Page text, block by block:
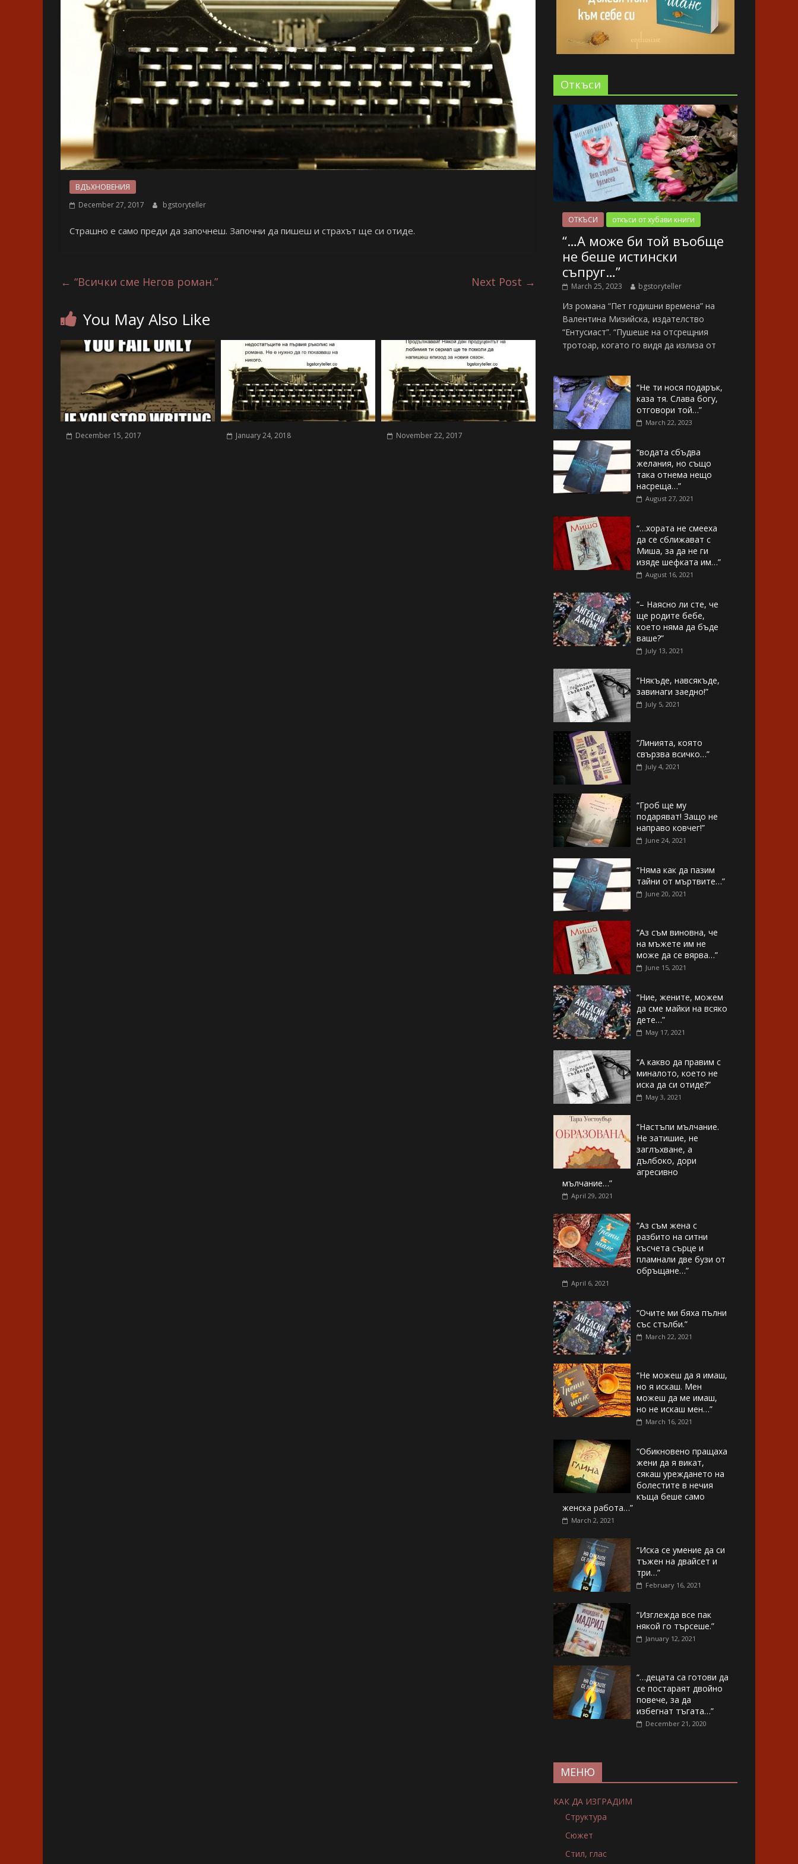
ВДЪХНОВЕНИЯ
December 27, 2017
bgstoryteller
Страшно е само преди да започнеш. Започни да пишеш и страхът ще си отиде.
← “Всички сме Негов роман.” Next Post →
You May Also Like
December 15, 2017 January 24, 2018 November 22, 2017
Oткъси
ОТКЪСИ откъси от хубави книги
“…А може би той въобще
не беше истински
съпруг…”
March 25, 2023 bgstoryteller
Из романа “Пет годишни времена” на
Валентина Мизийска, издателство
“Ентусиаст”. “Пушеше на отсрещния
тротоар, когато го видя да излиза от
“Не ти нося подарък,
каза тя. Слава богу,
отговори той…”
March 22, 2023
“водата сбъдва
желания, но също
така отнема нещо
насреща…”
August 27, 2021
“…хората не смееха
да се сближават с
Миша, за да не ги
изяде шефката им…”
August 16, 2021
“– Наясно ли сте, че
ще родите бебе,
което няма да бъде
ваше?”
July 13, 2021
“Някъде, навсякъде,
завинаги заедно!”
July 5, 2021
“Линията, която
свързва всичко…”
July 4, 2021
“Гроб ще му
подаряват! Защо не
направо ковчег!”
June 24, 2021
“Няма как да пазим
тайни от мъртвите…”
June 20, 2021
“Аз съм виновна, че
на мъжете им не
може да се вярва…”
June 15, 2021
“Ние, жените, можем
да сме майки на всяко
дете…”
May 17, 2021
“А какво да правим с
миналото, което не
иска да си отиде?”
May 3, 2021
“Настъпи мълчание.
Не затишие, не
заглъхване, а
дълбоко, дори
агресивно
мълчание…”
April 29, 2021
“Аз съм жена с
разбито на ситни
късчета сърце и
пламнали две бузи от
обръщане…”
April 6, 2021
“Очите ми бяха пълни
със стълби.”
March 22, 2021
“Не можеш да я имаш,
но я искаш. Мен
можеш да ме имаш,
но не искаш мен…”
March 16, 2021
“Обикновено пращаха
жени да я викат,
сякаш уреждането на
болестите в нечия
къща беше само
женска работа…”
March 2, 2021
“Иска се умение да си
тъжен на двайсет и
три…”
February 16, 2021
“Изглежда все пак
някой го търсеше.”
January 12, 2021
“…децата са готови да
се постараят двойно
повече, за да
избегнат тъгата…”
December 21, 2020
МЕНЮ
КАК ДА ИЗГРАДИМ
Структура
Сюжет
Стил, глас